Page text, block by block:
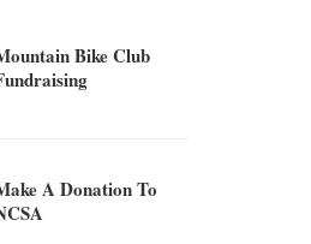
Bike Club
A Donation To